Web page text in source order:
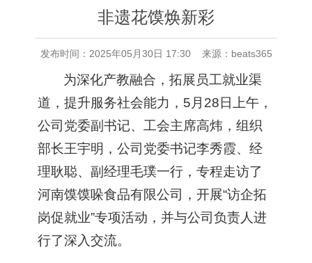
非遗花馍焕新彩
发布时间：2025年05月30日 17:30 来源：beats365
为深化产教融合，拓展员工就业渠
道，提升服务社会能力，5月28日上午，
公司党委副书记、工会主席高炜，组织
部长王宇明，公司党委书记李秀霞、经
理耿聪、副经理毛璞一行，专程走访了
河南馍馍哚食品有限公司，开展“访企拓
岗促就业”专项活动，并与公司负责人进
行了深入交流。